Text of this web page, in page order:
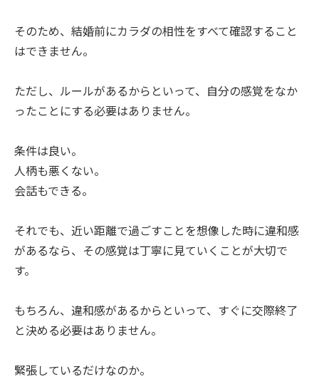
そのため、結婚前にカラダの相性をすべて確認すること
はできません。
ただし、ルールがあるからといって、自分の感覚をなか
ったことにする必要はありません。
条件は良い。
人柄も悪くない。
会話もできる。
それでも、近い距離で過ごすことを想像した時に違和感
があるなら、その感覚は丁寧に見ていくことが大切で
す。
もちろん、違和感があるからといって、すぐに交際終了
と決める必要はありません。
緊張しているだけなのか。